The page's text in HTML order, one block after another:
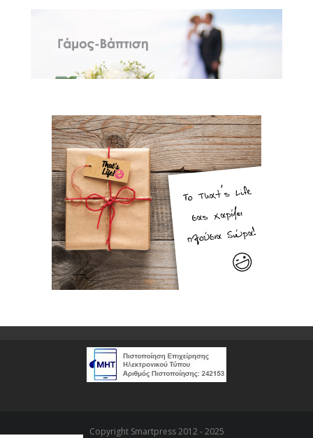
Copyright Smartpress 2012 - 2025